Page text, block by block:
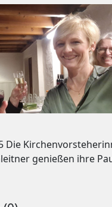
Die
genießen ihre